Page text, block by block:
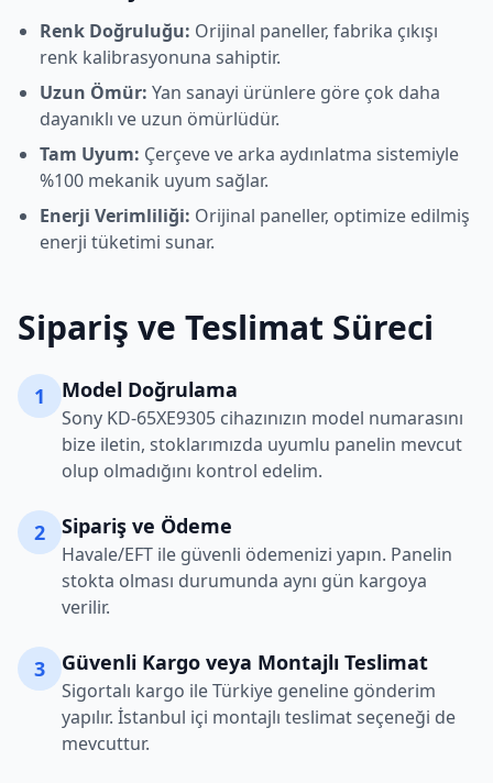
Renk Doğruluğu: Orijinal paneller, fabrika çıkışı
renk kalibrasyonuna sahiptir.
Uzun Ömür: Yan sanayi ürünlere göre çok daha
dayanıklı ve uzun ömürlüdür.
Tam Uyum: Çerçeve ve arka aydınlatma sistemiyle
%100 mekanik uyum sağlar.
Enerji Verimliliği: Orijinal paneller, optimize edilmiş
enerji tüketimi sunar.
Sipariş ve Teslimat Süreci
1 Model Doğrulama
Sony KD-65XE9305 cihazınızın model numarasını
bize iletin, stoklarımızda uyumlu panelin mevcut
olup olmadığını kontrol edelim.
2 Sipariş ve Ödeme
Havale/EFT ile güvenli ödemenizi yapın. Panelin
stokta olması durumunda aynı gün kargoya
verilir.
3 Güvenli Kargo veya Montajlı Teslimat
Sigortalı kargo ile Türkiye geneline gönderim
yapılır. İstanbul içi montajlı teslimat seçeneği de
mevcuttur.